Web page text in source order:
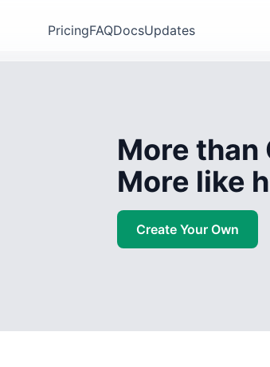
PricingFAQDocsUpdates
More than
More like
Create Your Own